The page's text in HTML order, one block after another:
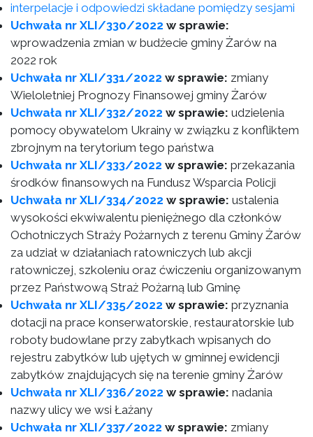
interpelacje i odpowiedzi składane pomiędzy sesjami
Uchwała nr XLI/330/2022 w sprawie:
wprowadzenia zmian w budżecie gminy Żarów na
2022 rok
Uchwała nr XLI/331/2022 w sprawie: zmiany
Wieloletniej Prognozy Finansowej gminy Żarów
Uchwała nr XLI/332/2022 w sprawie: udzielenia
pomocy obywatelom Ukrainy w związku z konfliktem
zbrojnym na terytorium tego państwa
Uchwała nr XLI/333/2022 w sprawie: przekazania
środków finansowych na Fundusz Wsparcia Policji
Uchwała nr XLI/334/2022 w sprawie: ustalenia
wysokości ekwiwalentu pieniężnego dla członków
Ochotniczych Straży Pożarnych z terenu Gminy Żarów
za udział w działaniach ratowniczych lub akcji
ratowniczej, szkoleniu oraz ćwiczeniu organizowanym
przez Państwową Straż Pożarną lub Gminę
Uchwała nr XLI/335/2022 w sprawie: przyznania
dotacji na prace konserwatorskie, restauratorskie lub
roboty budowlane przy zabytkach wpisanych do
rejestru zabytków lub ujętych w gminnej ewidencji
zabytków znajdujących się na terenie gminy Żarów
Uchwała nr XLI/336/2022 w sprawie: nadania
nazwy ulicy we wsi Łażany
Uchwała nr XLI/337/2022 w sprawie: zmiany